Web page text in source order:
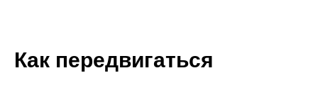
Как передвигаться